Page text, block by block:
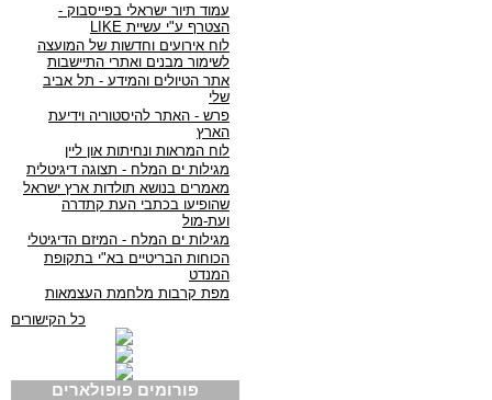
עמוד תיור ישראלי בפייסבוק -
הצטרף ע"י עשיית LIKE
לוח אירועים וחדשות של המועצה
לשימור מבנים ואתרי התיישבות
אתר הטיולים והמידע - תל אביב
שלי
פרש - האתר להיסטוריה וידיעת
הארץ
לוח המראות ונחיתות און ליין
מגילות ים המלח - תצוגה דיגיטלית
מאמרים בנושא תולדות ארץ ישראל
שהופיעו בכתבי העת קתדרה
ועת-מול
מגילות ים המלח - המיזם הדיגיטלי
הכוחות הבריטיים בא"י בתקופת
המנדט
מפת קרבות מלחמת העצמאות
כל הקישורים
פורומים פופולארים